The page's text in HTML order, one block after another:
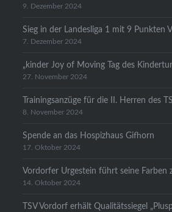
9. Dezember 2024
Sieg in der Landesliga 1 mit 9 Punkten
7. Dezember 2024
„kinder Joy of Moving Tag des
27. November 2024
Trainingsanzüge für die II. Herren des
8. November 2024
Spende an das Hospizhaus Gifhorn
17. Oktober 2024
Vordorfer Urgestein führt seine Farben
14. Oktober 2024
TSV Vordorf erhält Qualitätssiegel